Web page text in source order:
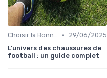
Choisir la Bonne Taille •
29/06/2025
L'univers des chaussures de
football : un guide complet